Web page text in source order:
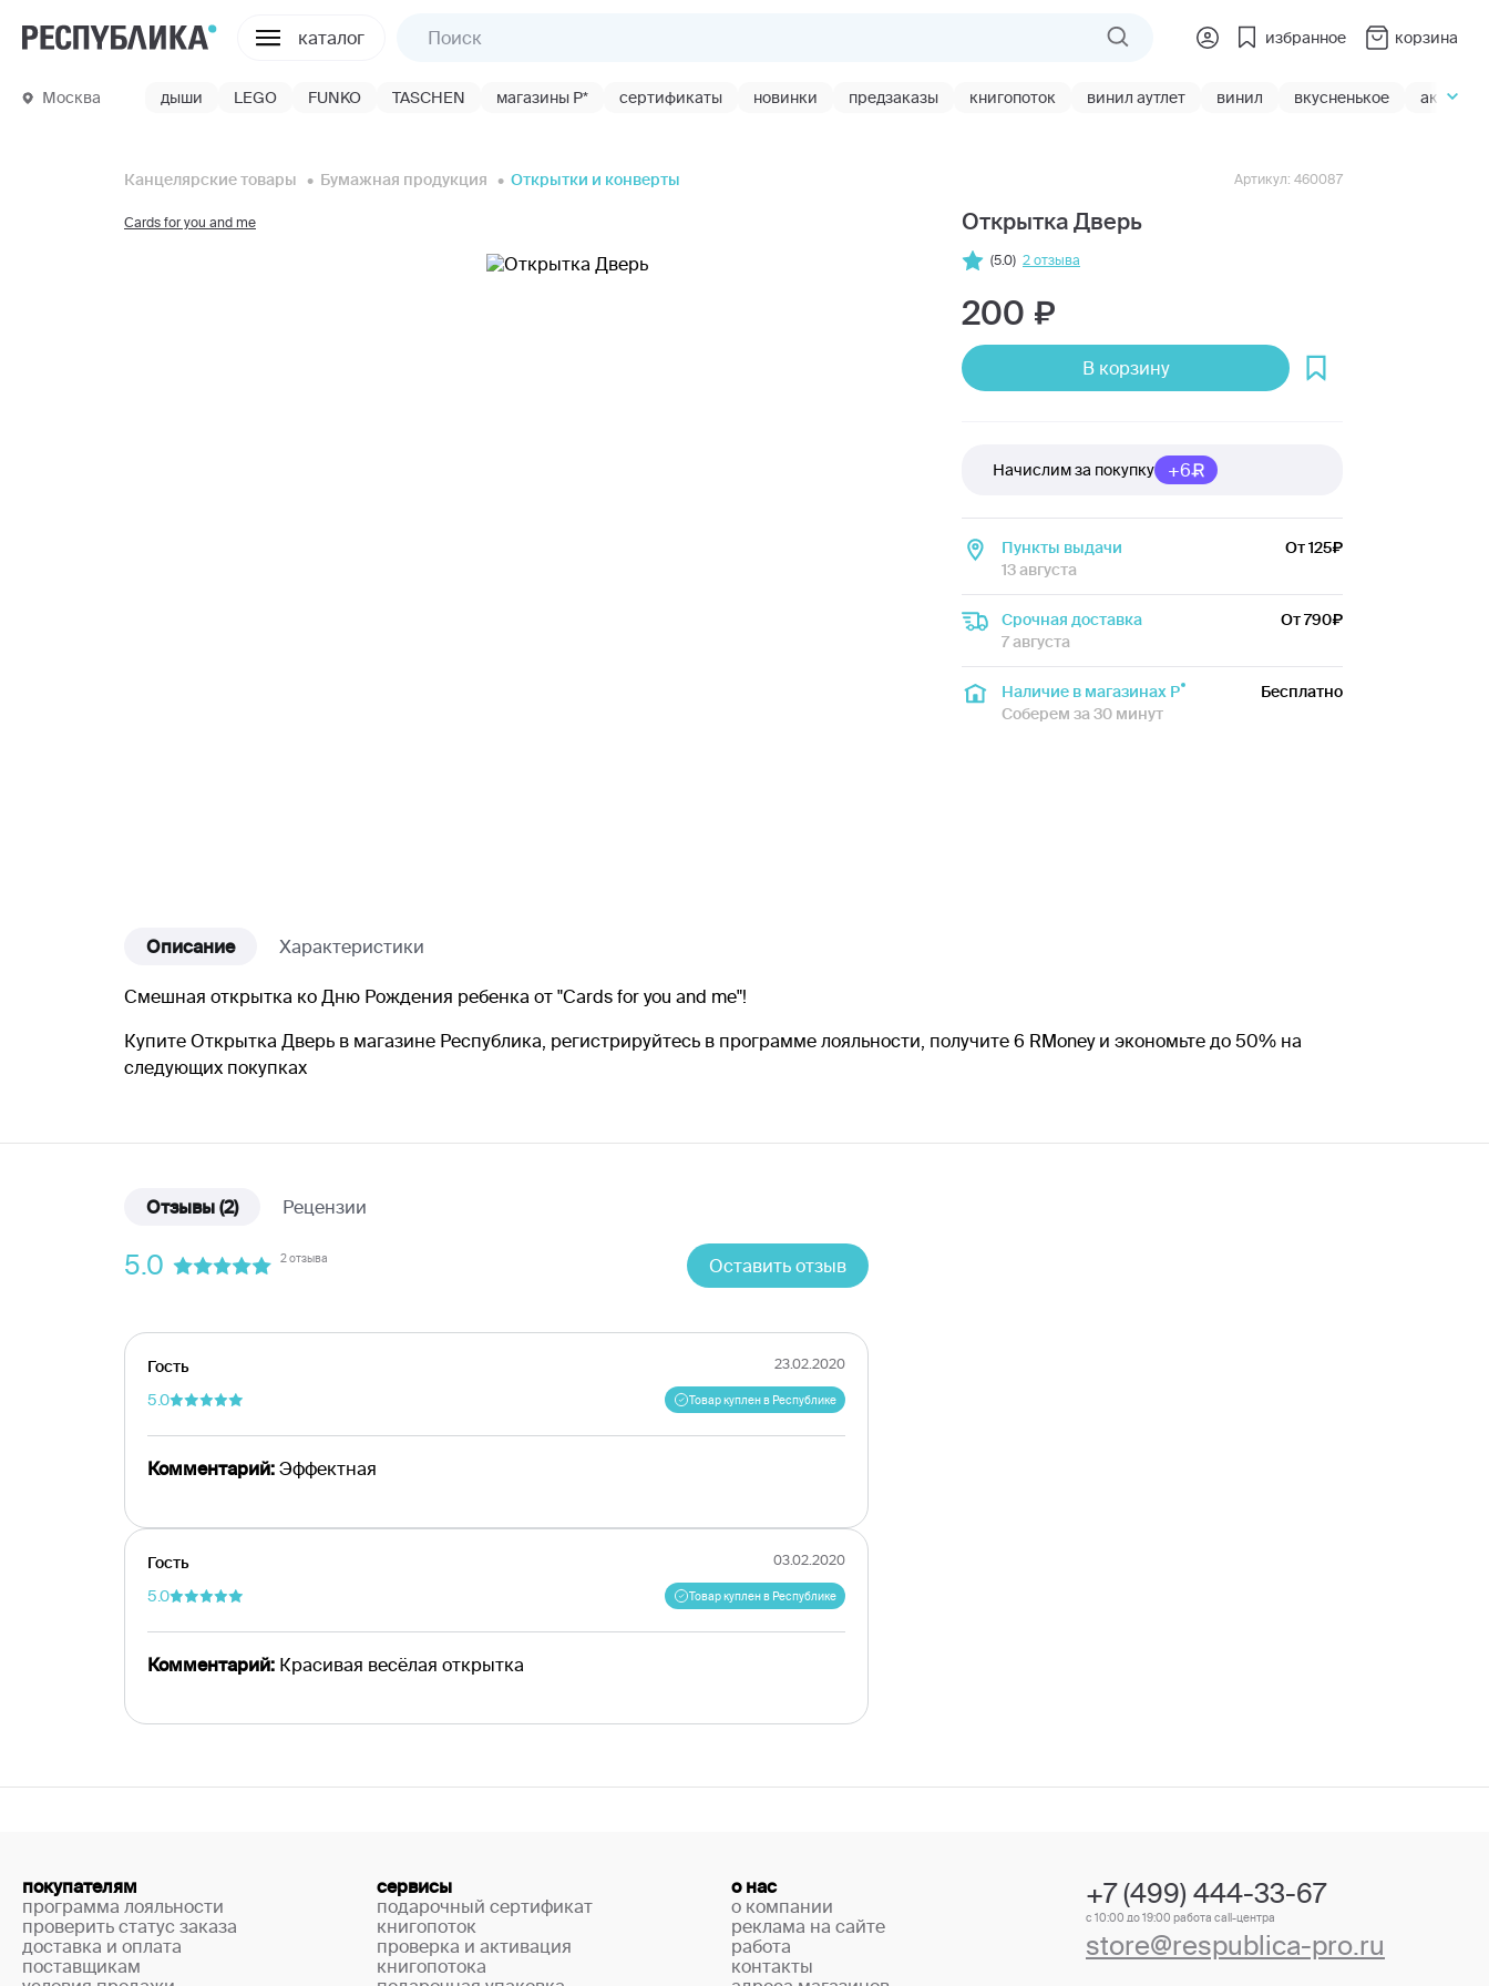
каталог избранное корзина
Москва дыши LEGO FUNKO TASCHEN магазины Р* сертификаты новинки предзаказы книгопоток винил аутлет винил вкусненькое акции
Канцелярские товары Бумажная продукция Открытки и конверты
Cards for you and me Открытка Дверь
Артикул: 460087
(5.0) 2 отзыва
200
В корзину
Начислим за покупку +6
Пункты выдачи
13 августа
От 125
Срочная доставка
7 августа
От 790
Наличие в магазинах Р
Соберем за 30 минут
Бесплатно
Описание Характеристики
Смешная открытка ко Дню Рождения ребенка от "Cards for you and me"!
Купите Открытка Дверь в магазине Республика, регистрируйтесь в программе лояльности, получите 6 RMoney и экономьте до 50% на
следующих покупках
Отзывы (2) Рецензии
5.0 2 отзыва Оставить отзыв
Гость 23.02.2020
5.0 Товар куплен в Республике
Комментарий: Эффектная
Гость 03.02.2020
5.0 Товар куплен в Республике
Комментарий: Красивая весёлая открытка
покупателям
программа лояльности
проверить статус заказа
доставка и оплата
поставщикам
сервисы
подарочный сертификат
книгопоток
проверка и активация
книгопотока
о нас
о компании
реклама на сайте
работа
контакты
+7 (499) 444-33-67
с 10:00 до 19:00 работа call-центра
store@respublica-pro.ru